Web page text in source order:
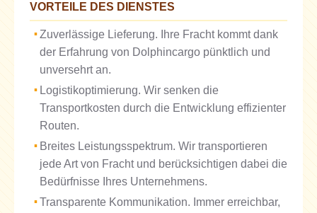
VORTEILE DES DIENSTES
Zuverlässige Lieferung. Ihre Fracht kommt dank
der Erfahrung von Dolphincargo pünktlich und
unversehrt an.
Logistikoptimierung. Wir senken die
Transportkosten durch die Entwicklung effizienter
Routen.
Breites Leistungsspektrum. Wir transportieren
jede Art von Fracht und berücksichtigen dabei die
Bedürfnisse Ihres Unternehmens.
Transparente Kommunikation. Immer erreichbar,